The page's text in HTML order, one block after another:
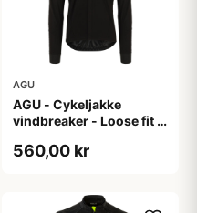
AGU
AGU - Cykeljakke
vindbreaker - Loose fit -
560,00 kr